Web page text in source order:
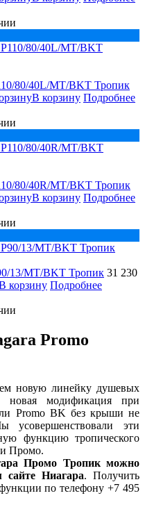
80/40L/MT/BKT Тропик
В корзину Подробнее
80/40R/MT/BKT Тропик
В корзину Подробнее
13/MT/BKT Тропик 31 230
корзину Подробнее
Promo
новую линейку душевых
новая модификация при
Promo BK без крыши не
усовершенствовали эти
функцию тропического
Промо.
Промо Тропик можно
Ниагара. Получить
по телефону +7 495